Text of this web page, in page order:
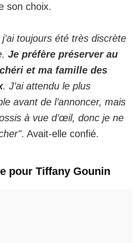
son choix.
toujours été très discrète
Je préfère préserver au
et ma famille des
. J’ai attendu le plus
avant de l’annoncer, mais
à vue d’œil, donc je ne
. Avait-elle confié.
pour Tiffany Gounin